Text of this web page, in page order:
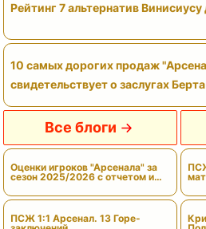
Рейтинг 7 альтернатив
10 самых дорогих продаж
свидетельствует о заслугах Берта
Все блоги
Оценки игроков "Арсенала" за
сезон 2025/2026 с отчетом и
ПСЖ 1:1 Арсенал. 13 Горе-